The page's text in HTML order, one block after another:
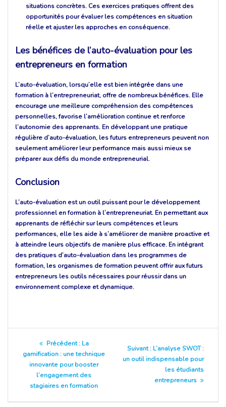
situations concrètes. Ces exercices pratiques offrent des
opportunités pour évaluer les compétences en situation
réelle et ajuster les approches en conséquence.
Les bénéfices de l’auto-évaluation pour les
entrepreneurs en formation
L’auto-évaluation, lorsqu’elle est bien intégrée dans une
formation à l’entrepreneuriat, offre de nombreux bénéfices. Elle
encourage une meilleure compréhension des compétences
personnelles, favorise l’amélioration continue et renforce
l’autonomie des apprenants. En développant une pratique
régulière d’auto-évaluation, les futurs entrepreneurs peuvent non
seulement améliorer leur performance mais aussi mieux se
préparer aux défis du monde entrepreneurial.
Conclusion
L’auto-évaluation est un outil puissant pour le développement
professionnel en formation à l’entrepreneuriat. En permettant aux
apprenants de réfléchir sur leurs compétences et leurs
performances, elle les aide à s’améliorer de manière proactive et
à atteindre leurs objectifs de manière plus efficace. En intégrant
des pratiques d’auto-évaluation dans les programmes de
formation, les organismes de formation peuvent offrir aux futurs
entrepreneurs les outils nécessaires pour réussir dans un
environnement complexe et dynamique.
Navigation
de
l’article
Précédent : Article
précédent
:
La
gamification : une technique
innovante pour booster
l’engagement des
stagiaires en formation
Suivant : Article
suivant
L’analyse SWOT :
un outil indispensable pour
les étudiants
entrepreneurs